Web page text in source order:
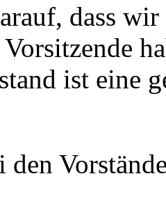
dass
ist eine
den